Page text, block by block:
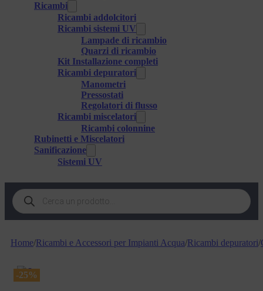
Ricambi
Ricambi addolcitori
Ricambi sistemi UV
Lampade di ricambio
Quarzi di ricambio
Kit Installazione completi
Ricambi depuratori
Manometri
Pressostati
Regolatori di flusso
Ricambi miscelatori
Ricambi colonnine
Rubinetti e Miscelatori
Sanificazione
Sistemi UV
Products
search
Home/Ricambi e Accessori per Impianti Acqua/Ricambi depuratori/
-25%